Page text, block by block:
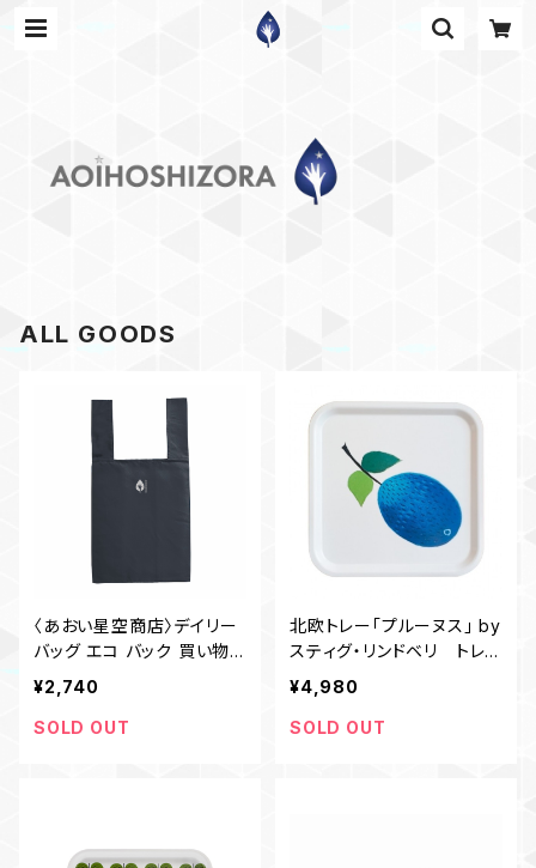
ALL GOODS
〈あおい星空商店〉デイリー
バッグ エコ バック 買い物
トート ネイビー コンパクト
¥2,740
SOLD OUT
北欧トレー「プルーヌス」 by
スティグ・リンドベリ トレ
ースクウェア トレイ おしゃ
れ お盆 キッチン
¥4,980
SOLD OUT